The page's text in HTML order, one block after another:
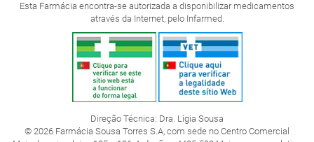
Esta Farmácia encontra-se autorizada a disponibilizar medicamentos
através da Internet, pelo Infarmed.
Direção Técnica: Dra. Lígia Sousa
© 2026 Farmácia Sousa Torres S.A, com sede no Centro Comercial